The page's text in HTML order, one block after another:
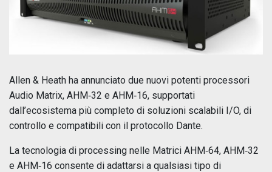
Allen & Heath ha annunciato due nuovi potenti processori
Audio Matrix, AHM‑32 e AHM‑16, supportati
dall’ecosistema più completo di soluzioni scalabili I/O, di
controllo e compatibili con il protocollo Dante.
La tecnologia di processing nelle Matrici AHM‑64, AHM‑32
e AHM‑16 consente di adattarsi a qualsiasi tipo di